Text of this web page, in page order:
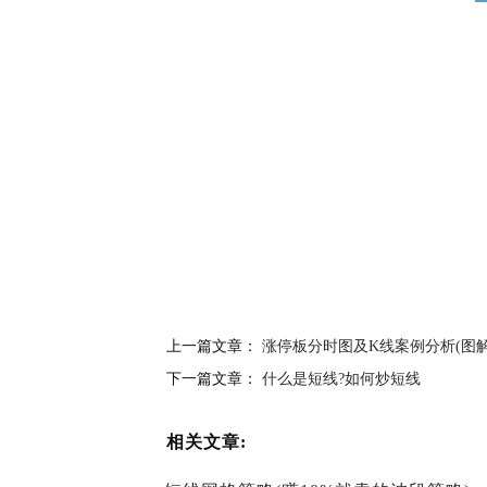
上一篇文章： 涨停板分时图及K线案例分析(图
下一篇文章： 什么是短线?如何炒短线
相关文章: